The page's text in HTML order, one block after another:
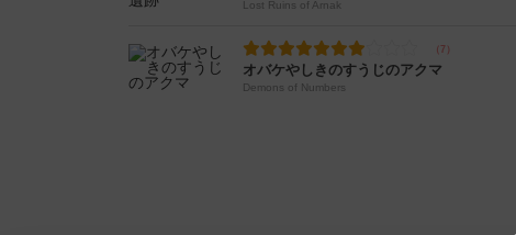
Lost Ruins of Arnak
オバケやしきのすうじのアクマ
Demons of Numbers